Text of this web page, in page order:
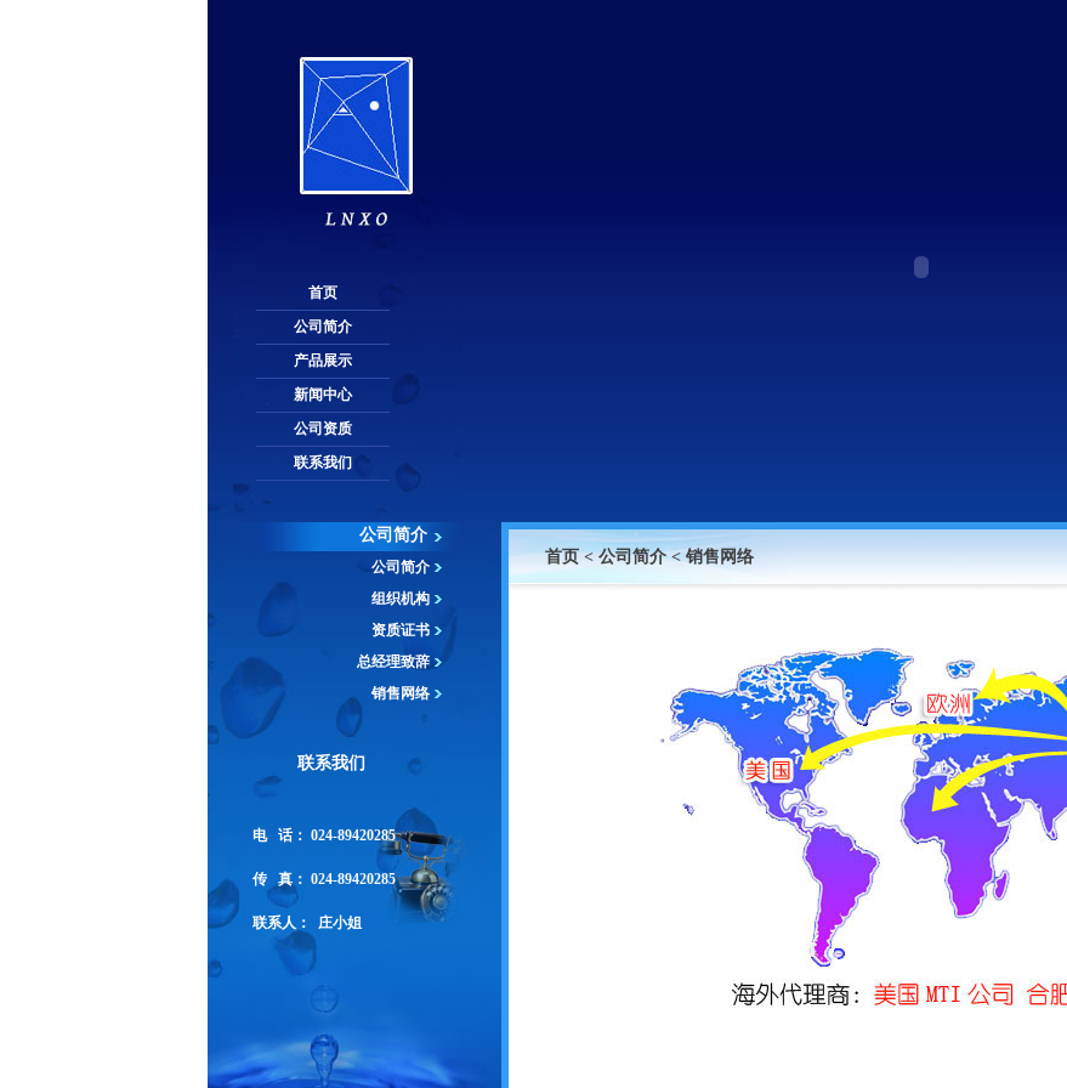
首页
公司简介
产品展示
新闻中心
公司资质
联系我们
公司简介
公司简介
组织机构
资质证书
总经理致辞
销售网络
联系我们
电 话： 024-89420285
传 真： 024-89420285
联系人： 庄小姐
首页<公司简介<销售网络